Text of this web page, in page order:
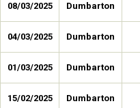
08/03/2025 Dumbarton
04/03/2025 Dumbarton
01/03/2025 Dumbarton
15/02/2025 Dumbarton